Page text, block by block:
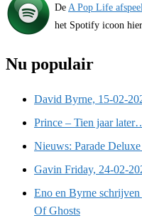
De A Pop Life
het Spotify icoon
Nu populair
David Byrne, 15-02-
Prince – Tien jaar
Nieuws: Parade
Gavin Friday, 24-02-
Eno en Byrne
Of Ghosts